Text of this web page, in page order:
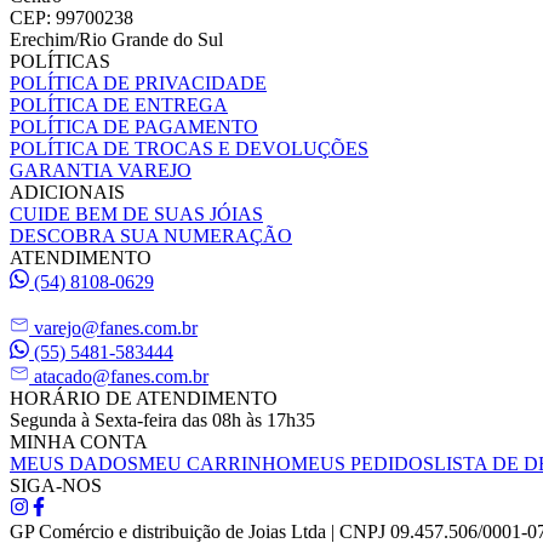
CEP: 99700238
Erechim/Rio Grande do Sul
POLÍTICAS
POLÍTICA DE PRIVACIDADE
POLÍTICA DE ENTREGA
POLÍTICA DE PAGAMENTO
POLÍTICA DE TROCAS E DEVOLUÇÕES
GARANTIA VAREJO
ADICIONAIS
CUIDE BEM DE SUAS JÓIAS
DESCOBRA SUA NUMERAÇÃO
ATENDIMENTO
(54) 8108-0629
varejo@fanes.com.br
(55) 5481-583444
atacado@fanes.com.br
HORÁRIO DE ATENDIMENTO
Segunda à Sexta-feira das 08h às 17h35
MINHA CONTA
MEUS DADOSMEU CARRINHOMEUS PEDIDOSLISTA DE
SIGA-NOS
GP Comércio e distribuição de Joias Ltda | CNPJ 09.457.506/0001-